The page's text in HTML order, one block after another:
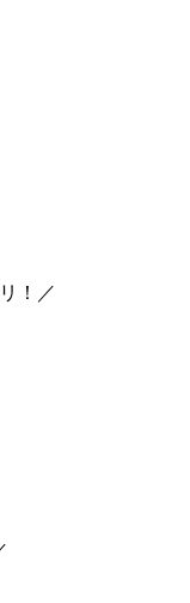
！／